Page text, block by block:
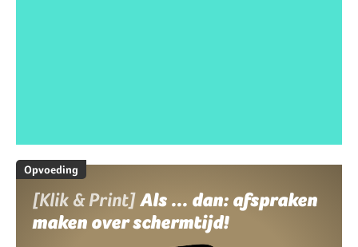
Opvoeding
[Klik & Print]Als ... dan: afspraken
maken over schermtijd!